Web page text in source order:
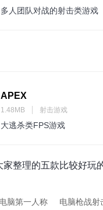
多人团队对战的射击类游戏
APEX
1.48MB 射击游戏
大逃杀类FPS游戏
家整理的五款比较好玩
电脑第一人称 电脑枪战射